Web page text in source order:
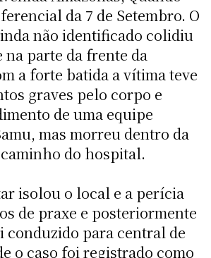
da 7 de Setembro. O
não identificado colidiu
parte da frente da
a forte batida a vítima teve
graves pelo corpo e
de uma equipe
mas morreu dentro da
do hospital.
isolou o local e a perícia
de praxe e posteriormente
conduzido para central de
o caso foi registrado como